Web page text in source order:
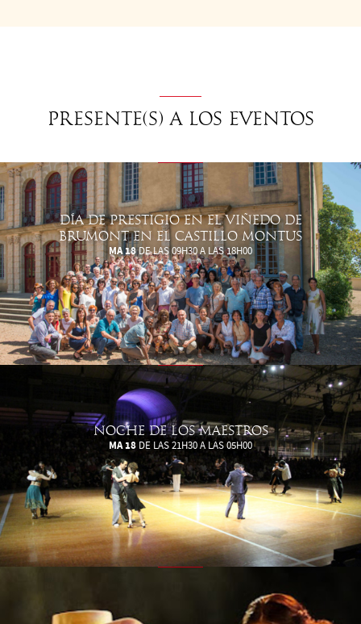
Presente(s) a los eventos
DÍA DE PRESTIGIO EN EL VIÑEDO DE
BRUMONT EN EL CASTILLO MONTUS
MA 18 DE LAS 09H30 A LAS 18H00
NOCHE DE LOS MAESTROS
MA 18 DE LAS 21H30 A LAS 05H00